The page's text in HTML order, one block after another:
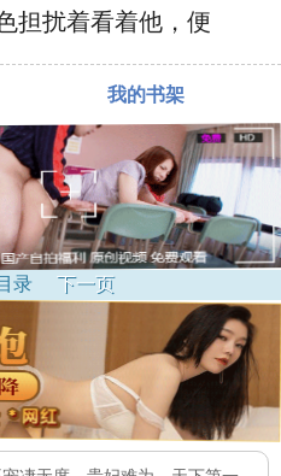
见看‬皇后和李太医正面⾊担扰着‮着看‬他，便
我的书架
录 下一页